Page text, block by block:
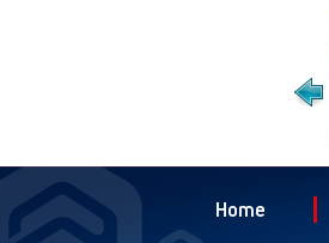
Home